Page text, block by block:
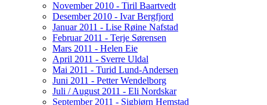
November 2010 - Tiril Baartvedt
Desember 2010 - Ivar Bergfjord
Januar 2011 - Lise Røine Nafstad
Februar 2011 - Terje Sørensen
Mars 2011 - Helen Eie
April 2011 - Sverre Uldal
Mai 2011 - Turid Lund-Andersen
Juni 2011 - Petter Wendelborg
Juli / August 2011 - Eli Nordskar
September 2011 - Sigbjørn Hemstad